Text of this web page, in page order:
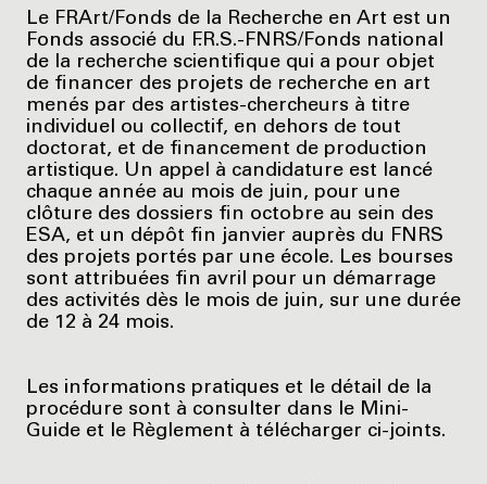
Le FRArt/Fonds de la Recherche en Art est un
Fonds associé du F.R.S.-FNRS/Fonds national
de la recherche scientifique qui a pour objet
de financer des projets de recherche en art
menés par des artistes-chercheurs à titre
individuel ou collectif, en dehors de tout
doctorat, et de financement de production
artistique. Un appel à candidature est lancé
chaque année au mois de juin, pour une
clôture des dossiers fin octobre au sein des
ESA, et un dépôt fin janvier auprès du FNRS
des projets portés par une école. Les bourses
sont attribuées fin avril pour un démarrage
des activités dès le mois de juin, sur une durée
de 12 à 24 mois.
Les informations pratiques et le détail de la
procédure sont à consulter dans le Mini-
Guide et le Règlement à télécharger ci-joints.